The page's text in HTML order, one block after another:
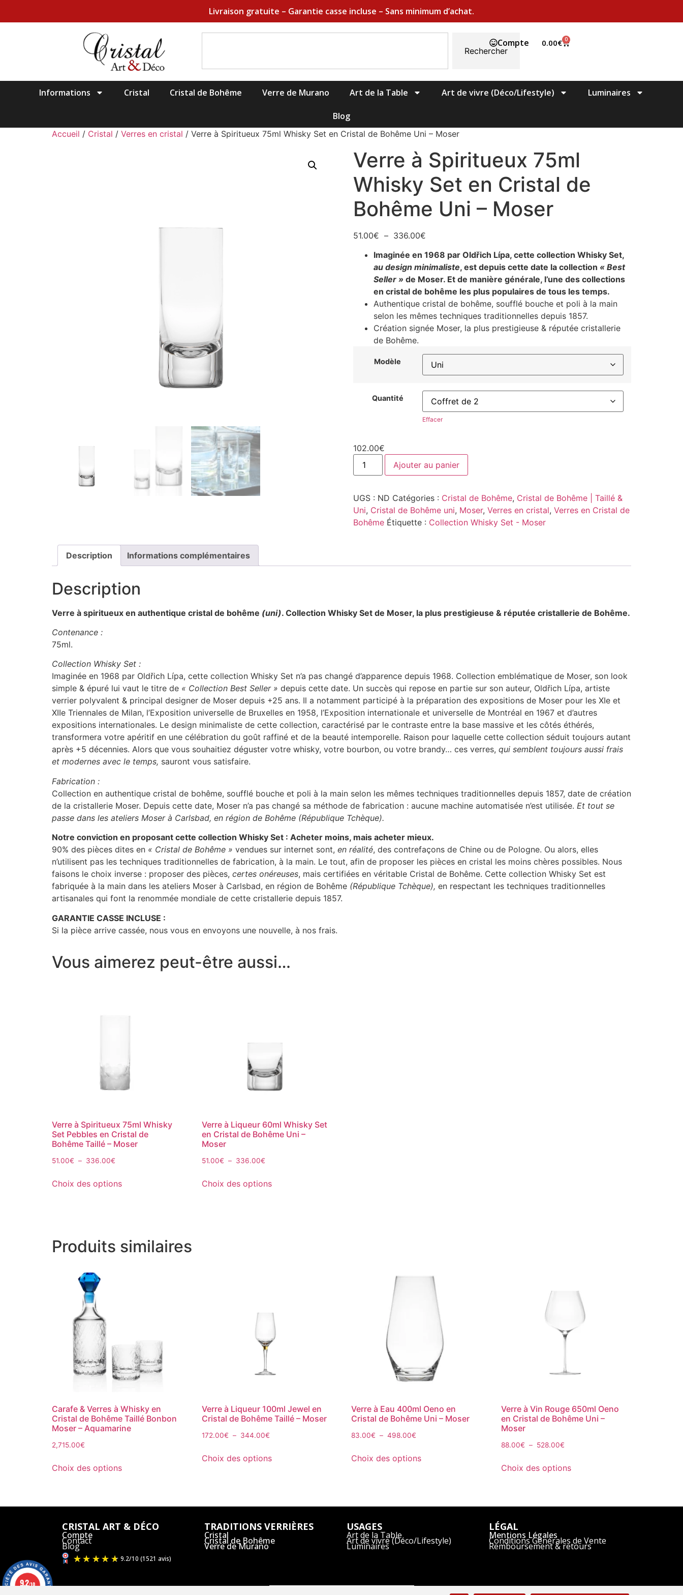
Livraison gratuite – Garantie casse incluse – Sans minimum d’achat.
Rechercher
Compte 0.00€ 0
Informations Cristal Cristal de Bohême Verre de Murano Art de la Table Art de vivre (Déco/Lifestyle) Luminaires
Blog
Accueil / Cristal / Verres en cristal / Verre à Spiritueux 75ml Whisky Set en Cristal de Bohême Uni – Moser
Verre à Spiritueux 75ml
Whisky Set en Cristal de
Bohême Uni – Moser
51.00€ – 336.00€
Imaginée en 1968 par Oldřich Lípa, cette collection Whisky Set,
au design minimaliste, est depuis cette date la collection « Best
Seller » de Moser. Et de manière générale, l’une des collections
en cristal de bohême les plus populaires de tous les temps.
Authentique cristal de bohême, soufflé bouche et poli à la main
selon les mêmes techniques traditionnelles depuis 1857.
Création signée Moser, la plus prestigieuse & réputée cristallerie
de Bohême.
Modèle
Quantité
Effacer
102.00€
Ajouter au panier
UGS : ND Catégories : Cristal de Bohême, Cristal de Bohême | Taillé &
Uni, Cristal de Bohême uni, Moser, Verres en cristal, Verres en Cristal de
Bohême Étiquette : Collection Whisky Set - Moser
Description Informations complémentaires
Description
Verre à spiritueux en authentique cristal de bohême (uni). Collection Whisky Set de Moser, la plus prestigieuse & réputée cristallerie de Bohême.
Contenance :
75ml.
Collection Whisky Set :
Imaginée en 1968 par Oldřich Lípa, cette collection Whisky Set n’a pas changé d’apparence depuis 1968. Collection emblématique de Moser, son look
simple & épuré lui vaut le titre de « Collection Best Seller » depuis cette date. Un succès qui repose en partie sur son auteur, Oldřich Lípa, artiste
verrier polyvalent & principal designer de Moser depuis +25 ans. Il a notamment participé à la préparation des expositions de Moser pour les XIe et
XIIe Triennales de Milan, l’Exposition universelle de Bruxelles en 1958, l’Exposition internationale et universelle de Montréal en 1967 et d’autres
expositions internationales. Le design minimaliste de cette collection, caractérisé par le contraste entre la base massive et les côtés éthérés,
transformera votre apéritif en une célébration du goût raffiné et de la beauté intemporelle. Raison pour laquelle cette collection séduit toujours autant
après +5 décennies. Alors que vous souhaitiez déguster votre whisky, votre bourbon, ou votre brandy… ces verres, qui semblent toujours aussi frais
et modernes avec le temps, sauront vous satisfaire.
Fabrication :
Collection en authentique cristal de bohême, soufflé bouche et poli à la main selon les mêmes techniques traditionnelles depuis 1857, date de création
de la cristallerie Moser. Depuis cette date, Moser n’a pas changé sa méthode de fabrication : aucune machine automatisée n’est utilisée. Et tout se
passe dans les ateliers Moser à Carlsbad, en région de Bohême (République Tchèque).
Notre conviction en proposant cette collection Whisky Set : Acheter moins, mais acheter mieux.
90% des pièces dites en « Cristal de Bohême » vendues sur internet sont, en réalité, des contrefaçons de Chine ou de Pologne. Ou alors, elles
n’utilisent pas les techniques traditionnelles de fabrication, à la main. Le tout, afin de proposer les pièces en cristal les moins chères possibles. Nous
faisons le choix inverse : proposer des pièces, certes onéreuses, mais certifiées en véritable Cristal de Bohême. Cette collection Whisky Set est
fabriquée à la main dans les ateliers Moser à Carlsbad, en région de Bohême (République Tchèque), en respectant les techniques traditionnelles
artisanales qui font la renommée mondiale de cette cristallerie depuis 1857.
GARANTIE CASSE INCLUSE :
Si la pièce arrive cassée, nous vous en envoyons une nouvelle, à nos frais.
Vous aimerez peut-être aussi…
Verre à Spiritueux 75ml Whisky
Set Pebbles en Cristal de
Bohême Taillé – Moser
51.00€ – 336.00€
Choix des options
Verre à Liqueur 60ml Whisky Set
en Cristal de Bohême Uni –
Moser
51.00€ – 336.00€
Choix des options
Produits similaires
Carafe & Verres à Whisky en
Cristal de Bohême Taillé Bonbon
Moser – Aquamarine
2,715.00€
Choix des options
Verre à Liqueur 100ml Jewel en
Cristal de Bohême Taillé – Moser
172.00€ – 344.00€
Choix des options
Verre à Eau 400ml Oeno en
Cristal de Bohême Uni – Moser
83.00€ – 498.00€
Choix des options
Verre à Vin Rouge 650ml Oeno
en Cristal de Bohême Uni –
Moser
88.00€ – 528.00€
Choix des options
CRISTAL ART & DÉCO
Compte
Contact
Blog
TRADITIONS VERRIÈRES
Cristal
Cristal de Bohême
Verre de Murano
USAGES
Art de la Table
Art de vivre (Déco/Lifestyle)
Luminaires
LÉGAL
Mentions Légales
Conditions Générales de Vente
Remboursement & retours
9.2/10